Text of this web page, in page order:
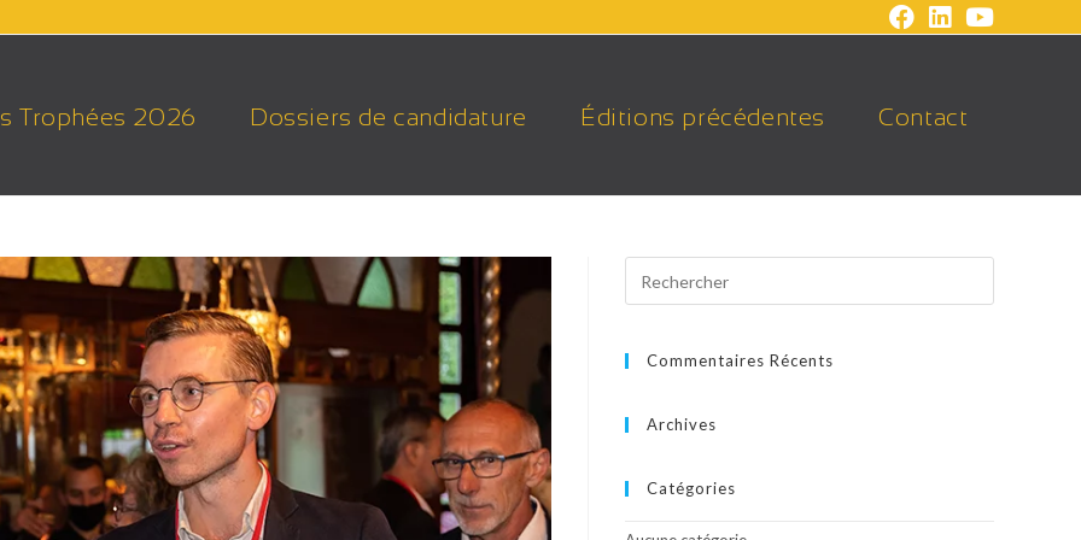
Trophées 2026 Dossiers de candidature Éditions précédentes Contact
Commentaires Récents
Archives
Catégories